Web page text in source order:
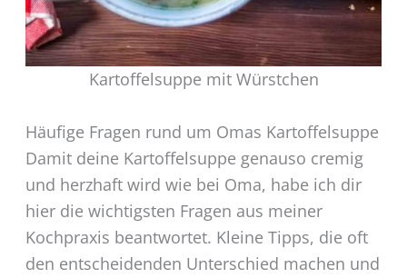
Kartoffelsuppe mit Würstchen
Häufige Fragen rund um Omas Kartoffelsuppe
Damit deine Kartoffelsuppe genauso cremig
und herzhaft wird wie bei Oma, habe ich dir
hier die wichtigsten Fragen aus meiner
Kochpraxis beantwortet. Kleine Tipps, die oft
den entscheidenden Unterschied machen und